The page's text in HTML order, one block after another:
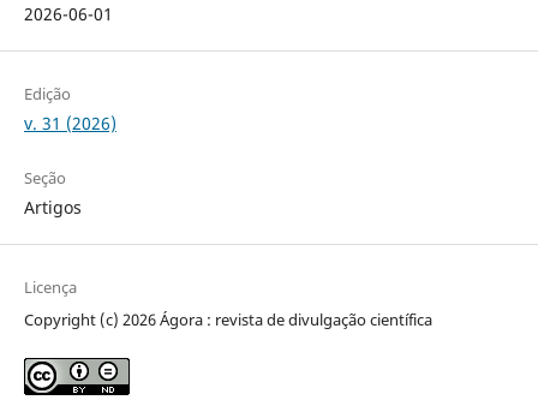
2026-06-01
Edição
v. 31 (2026)
Seção
Artigos
Licença
Copyright (c) 2026 Ágora : revista de divulgação científica